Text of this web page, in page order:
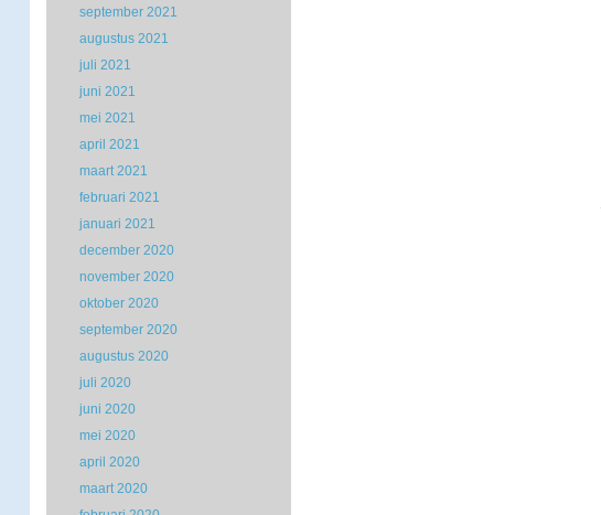
september 2021
augustus 2021
juli 2021
juni 2021
mei 2021
april 2021
maart 2021
februari 2021
januari 2021
december 2020
november 2020
oktober 2020
september 2020
augustus 2020
juli 2020
juni 2020
mei 2020
april 2020
maart 2020